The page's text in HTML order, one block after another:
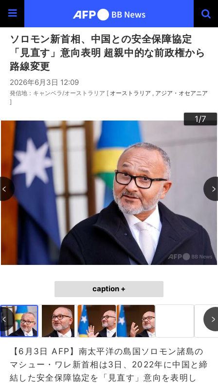
ソロモン新首相、中国との安全保障協定
「見直す」意向表明 超親中的な前政権から
路線変更
2026年6月3日 12:09
発信地：キャンベラ/オーストラリア [ オーストラリア
アジア・オセアニア
]
1/7
2/7
3/7
4/7
5/7
6/7
7/7
caption +
【6月3日 AFP】南太平洋の島国ソロモン諸島の
マシュー・ワレ新首相は3日、2022年に中国と締
結した安全保障協定を「見直す」意向を表明し